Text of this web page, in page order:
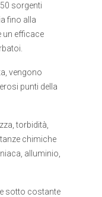
sorgenti
fino alla
un efficace
vengono
punti della
torbidità,
chimiche
alluminio,
sotto costante